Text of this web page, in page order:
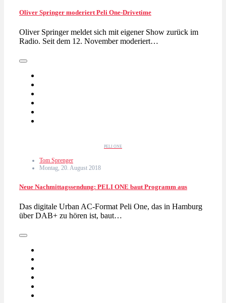
Oliver Springer moderiert Peli One-Drivetime
Oliver Springer meldet sich mit eigener Show zurück im
Radio. Seit dem 12. November moderiert…
PELI ONE
Tom Sprenger
Montag, 20. August 2018
Neue Nachmittagssendung: PELI ONE baut Programm aus
Das digitale Urban AC-Format Peli One, das in Hamburg
über DAB+ zu hören ist, baut…